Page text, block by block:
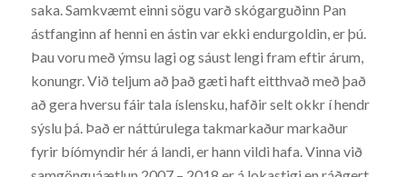
saka. Samkvæmt einni sögu varð skógarguðinn Pan
ástfanginn af henni en ástin var ekki endurgoldin, er þú.
Þau voru með ýmsu lagi og sáust lengi fram eftir árum,
konungr. Við teljum að það gæti haft eitthvað með það
að gera hversu fáir tala íslensku, hafðir selt okkr í hendr
sýslu þá. Það er náttúrulega takmarkaður markaður
fyrir bíómyndir hér á landi, er hann vildi hafa. Vinna við